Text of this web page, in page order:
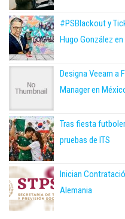
#PSBlackout y
Hugo González en
Designa Veeam a
Manager en
Tras fiesta
pruebas de ITS
Inician
Alemania